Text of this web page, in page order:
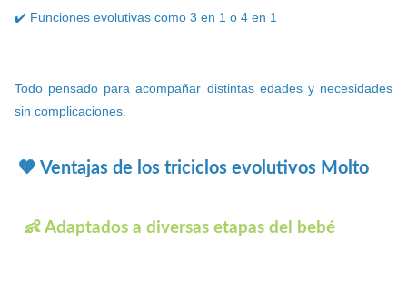
✔️ Funciones evolutivas como 3 en 1 o 4 en 1
Todo pensado para acompañar distintas edades y necesidades
sin complicaciones.
🧡 Ventajas de los triciclos evolutivos Molto
👶 Adaptados a diversas etapas del bebé